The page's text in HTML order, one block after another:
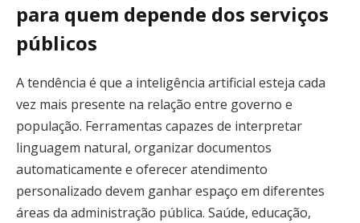
para quem depende dos serviços
públicos
A tendência é que a inteligência artificial esteja cada
vez mais presente na relação entre governo e
população. Ferramentas capazes de interpretar
linguagem natural, organizar documentos
automaticamente e oferecer atendimento
personalizado devem ganhar espaço em diferentes
áreas da administração pública. Saúde, educação,